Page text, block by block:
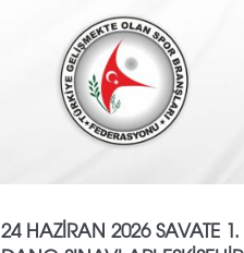
24 HAZİRAN 2026 SAVATE 1.